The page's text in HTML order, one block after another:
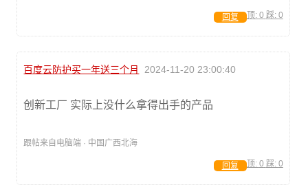
顶: 0 踩: 0
回复
百度云防护买一年送三个月 2024-11-20 23:00:40
创新工厂 实际上没什么拿得出手的产品
跟帖来自电脑端 · 中国广西北海
顶: 0 踩: 0
回复